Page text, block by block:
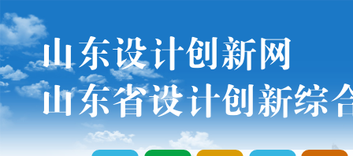
山东设计创新网
山东省设计创新综